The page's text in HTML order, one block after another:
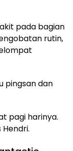
pada bagian
rutin,
pingsan dan
pagi harinya.